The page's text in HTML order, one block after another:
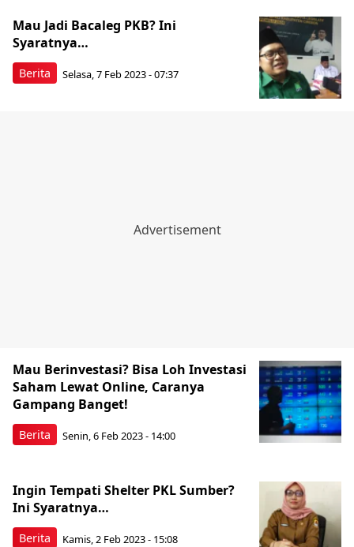
Berita
Mau Jadi Bacaleg PKB? Ini
Syaratnya…
Selasa, 7 Feb 2023 - 07:37
Berita
Mau Berinvestasi? Bisa Loh Investasi
Saham Lewat Online, Caranya
Gampang Banget!
Senin, 6 Feb 2023 - 14:00
Berita
Ingin Tempati Shelter PKL Sumber?
Ini Syaratnya…
Kamis, 2 Feb 2023 - 15:08